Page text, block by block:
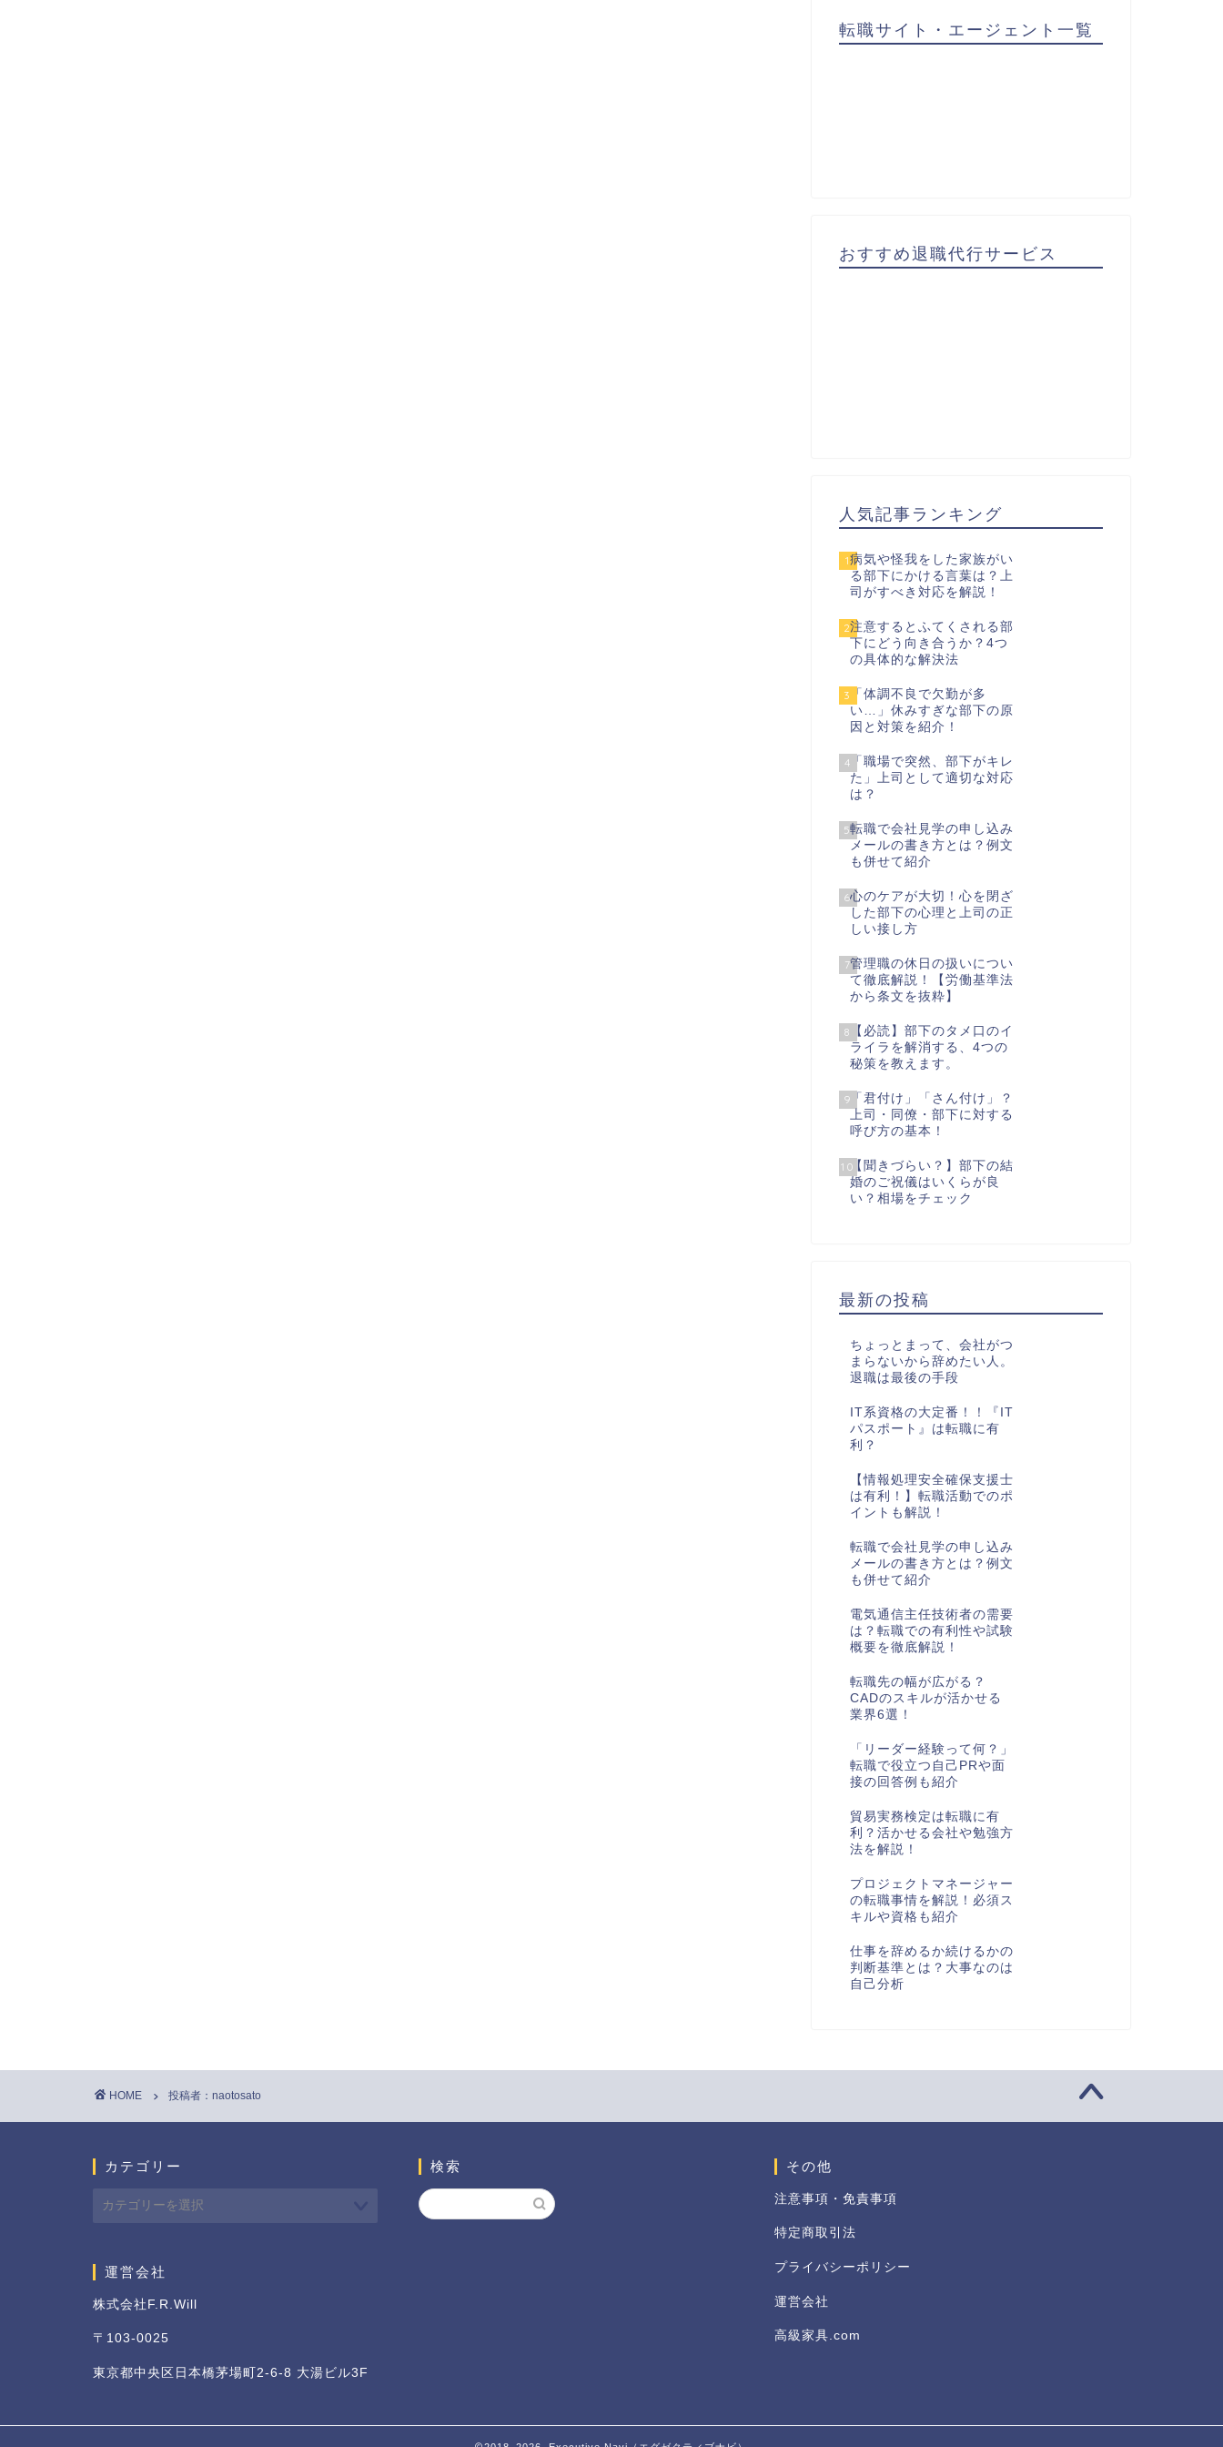
転職サイト・エージェント一覧
おすすめ退職代行サービス
人気記事ランキング
1病気や怪我をした家族がい
る部下にかける言葉は？上
司がすべき対応を解説！
2注意するとふてくされる部
下にどう向き合うか？4つ
の具体的な解決法
3 「体調不良で欠勤が多
い…」休みすぎな部下の原
因と対策を紹介！
4「職場で突然、部下がキレ
た」上司として適切な対応
は？
5転職で会社見学の申し込み
メールの書き方とは？例文
も併せて紹介
6心のケアが大切！心を閉ざ
した部下の心理と上司の正
しい接し方
7管理職の休日の扱いについ
て徹底解説！【労働基準法
から条文を抜粋】
8 【必読】部下のタメ口のイ
ライラを解消する、4つの
秘策を教えます。
9「君付け」「さん付け」？
上司・同僚・部下に対する
呼び方の基本！
10【聞きづらい？】部下の結
婚のご祝儀はいくらが良
い？相場をチェック
最新の投稿
ちょっとまって、会社がつ
まらないから辞めたい人。
退職は最後の手段
IT系資格の大定番！！『IT
パスポート』は転職に有
利？
【情報処理安全確保支援士
は有利！】転職活動でのポ
イントも解説！
転職で会社見学の申し込み
メールの書き方とは？例文
も併せて紹介
電気通信主任技術者の需要
は？転職での有利性や試験
概要を徹底解説！
転職先の幅が広がる？
CADのスキルが活かせる
業界6選！
「リーダー経験って何？」
転職で役立つ自己PRや面
接の回答例も紹介
貿易実務検定は転職に有
利？活かせる会社や勉強方
法を解説！
プロジェクトマネージャー
の転職事情を解説！必須ス
キルや資格も紹介
仕事を辞めるか続けるかの
判断基準とは？大事なのは
自己分析
HOME 投稿者：naotosato
カテゴリー
運営会社
株式会社F.R.Will
〒103-0025
東京都中央区日本橋茅場町2-6-8 大湯ビル3F
検索 その他
注意事項・免責事項
特定商取引法
プライバシーポリシー
運営会社
高級家具.com